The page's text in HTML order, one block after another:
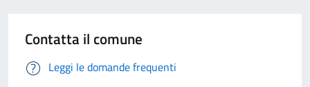
Contatta il comune
Leggi le domande frequenti